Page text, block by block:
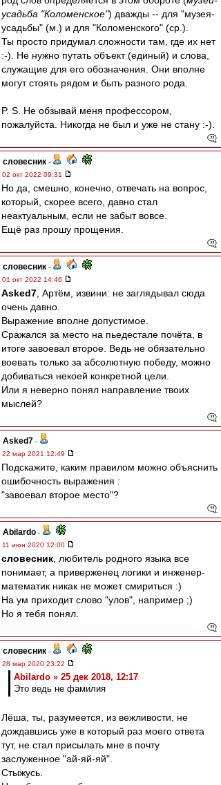
усадьба "Коломенское") дважды -- для "музея-
усадьбы" (м.) и для "Коломенского" (ср.).
Ты просто придумал сложности там, где их нет
:-). Не нужно путать объект (единый) и слова,
служащие для его обозначения. Они вполне
могут стоять рядом и быть разного рода.
P. S. Не обзывай меня профессором,
пожалуйста. Никогда не был и уже не стану :-).
словесник -
02 окт 2022 09:31
Но да, смешно, конечно, отвечать на вопрос,
который, скорее всего, давно стал
неактуальным, если не забыт вовсе.
Ещё раз прошу прощения.
словесник -
01 окт 2022 14:46
Asked7 , Артём, извини: не заглядывал сюда
очень давно.
Выражение вполне допустимое.
Сражался за место на пьедестале почёта, в
итоге завоевал второе. Ведь не обязательно
воевать только за абсолютную победу, можно
добиваться некоей конкретной цели.
Или я неверно понял направление твоих
мыслей?
Asked7 -
22 мар 2021 12:49
Подскажите, каким правилом можно объяснить
ошибочность выражения :
"завоевал второе место"?
Abilardo -
11 июн 2020 12:00
словесник , любитель родного языка все
понимает, а приверженец логики и инженер-
математик никак не может смириться :)
На ум приходит слово "улов", например ;)
Но я тебя понял.
словесник -
28 мар 2020 23:22
Abilardo » 25 дек 2018, 12:17
Это ведь не фамилия
Лёша, ты, разумеется, из вежливости, не
дождавшись уже в который раз моего ответа
тут, не стал присылать мне в почту
заслуженное "ай-яй-яй".
Стыжусь.